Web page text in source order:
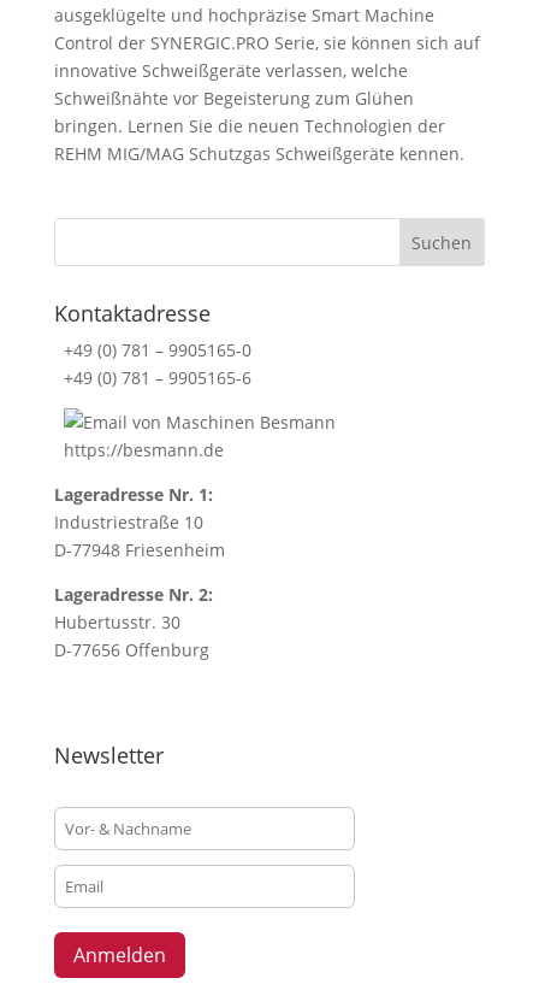
ausgeklügelte und hochpräzise Smart Machine
Control der SYNERGIC.PRO Serie, sie können sich auf
innovative Schweißgeräte verlassen, welche
Schweißnähte vor Begeisterung zum Glühen
bringen. Lernen Sie die neuen Technologien der
REHM MIG/MAG Schutzgas Schweißgeräte kennen.
Kontaktadresse
+49 (0) 781 – 9905165-0
+49 (0) 781 – 9905165-6
https://besmann.de
Lageradresse Nr. 1:
Industriestraße 10
D-77948 Friesenheim
Lageradresse Nr. 2:
Hubertusstr. 30
D-77656 Offenburg
Newsletter